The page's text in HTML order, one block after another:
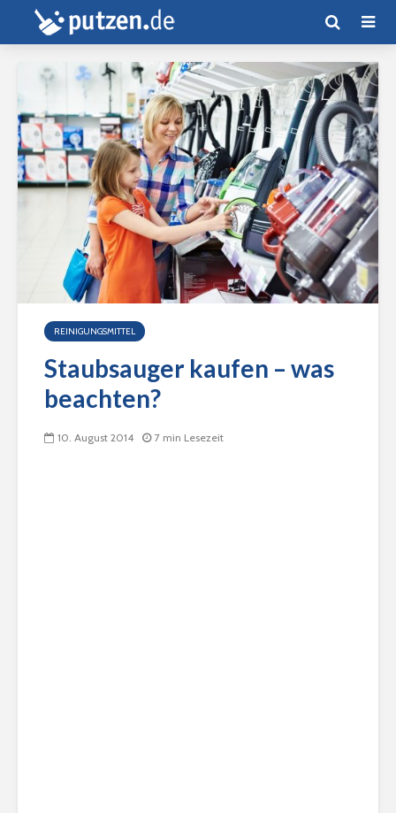
REINIGUNGSMITTEL
Staubsauger kaufen – was
beachten?
10. August 2014 7 min Lesezeit